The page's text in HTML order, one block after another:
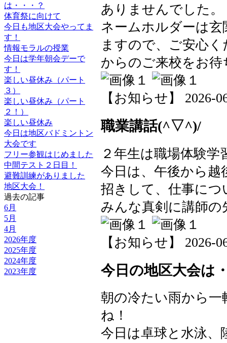
は・・・？
体育祭に向けて
今日も地区大会やってま
す！
情報モラルの授業
今日は学年朝会デーで
す！
楽しい昼休み（パート
３）
楽しい昼休み（パート
２！）
楽しい昼休み
今日は地区バドミントン
大会です
フリー参観はじめました
中間テスト２日目！
避難訓練がありました
地区大会！
過去の記事
6月
5月
4月
2026年度
2025年度
2024年度
2023年度
ありませんでした。
ネームホルダーは
ますので、ご安心
からのご来校をお待
【お知らせ】 2026-
職業講話(^▽^)/
２年生は職場体験
今日は、午後から越
招きして、仕事に
みんな真剣に講師
【お知らせ】 2026-
今日の地区大会は
朝の冷たい雨から
ね！
今日は卓球と水泳、